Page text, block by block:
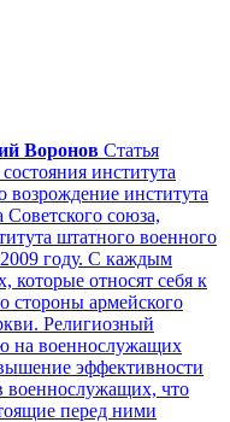
Воронов Статья
института
возрождение института
союза,
штатного военного
2009 году. С каждым
которые относят себя к
стороны армейского
Религиозный
на военнослужащих
эффективности
военнослужащих, что
перед ними